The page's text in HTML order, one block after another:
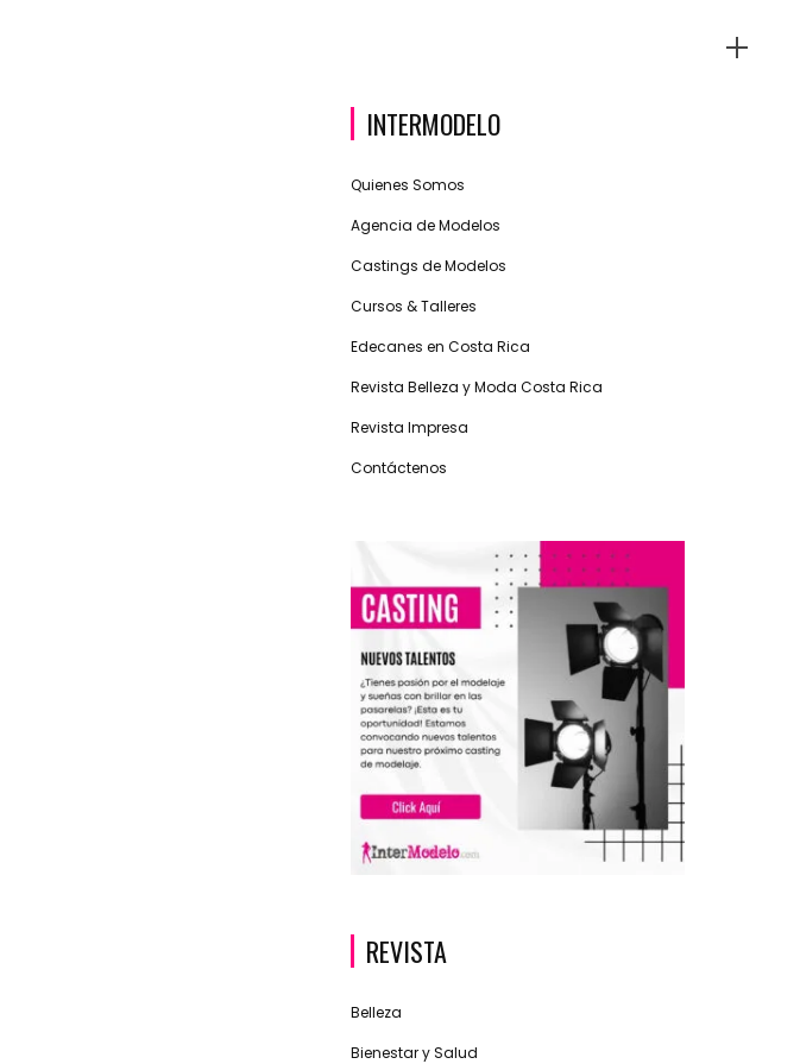
INTERMODELO
Quienes Somos
Agencia de Modelos
Castings de Modelos
Cursos & Talleres
Edecanes en Costa Rica
Revista Belleza y Moda Costa Rica
Revista Impresa
Contáctenos
REVISTA
Belleza
Bienestar y Salud